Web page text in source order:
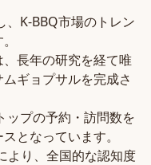
K-BBQ市場のトレン
長年の研究を経て唯
ギョプサルを完成さ
ップの予約・訪問数を
となっています。
より、全国的な認知度